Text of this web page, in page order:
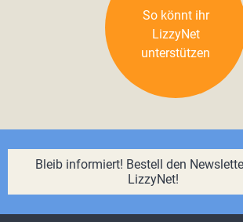
So könnt ihr
LizzyNet
unterstützen
Bleib informiert! Bestell den
LizzyNet!